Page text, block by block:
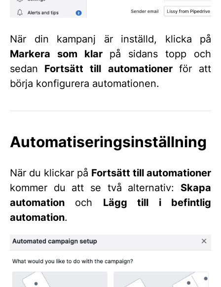
När din kampanj är inställd, klicka på
Markera som klar på sidans topp och
sedan Fortsätt till automationer för att
börja konfigurera automationen.
Automatiseringsinställning
När du klickar på Fortsätt till automationer
kommer du att se två alternativ: Skapa
automation och Lägg till i befintlig
automation.